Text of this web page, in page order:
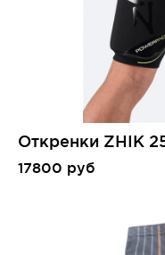
Откренки ZHIK
17800 руб